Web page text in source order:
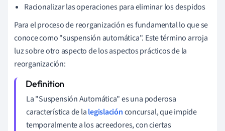
Racionalizar las operaciones para eliminar los despidos
Para el proceso de reorganización es fundamental lo que se
conoce como "suspensión automática". Este término arroja
luz sobre otro aspecto de los aspectos prácticos de la
reorganización:
La "Suspensión Automática" es una poderosa
característica de lalegislaciónconcursal, que impide
temporalmente a los acreedores, con ciertas